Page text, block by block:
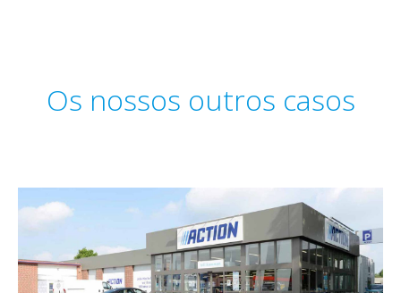
Os nossos outros casos